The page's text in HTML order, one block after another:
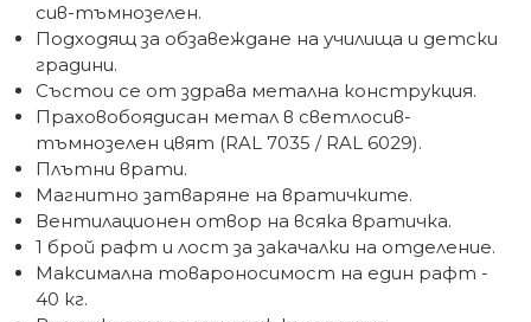
сив-тъмнозелен.
Подходящ за обзавеждане на училища и детски
градини.
Състои се от здрава метална конструкция.
Праховобоядисан метал в светлосив-
тъмнозелен цвят (RAL 7035 / RAL 6029).
Плътни врати.
Магнитно затваряне на вратичките.
Вентилационен отвор на всяка вратичка.
1 брой рафт и лост за закачалки на отделение.
Максимална товароносимост на един рафт -
40 кг.